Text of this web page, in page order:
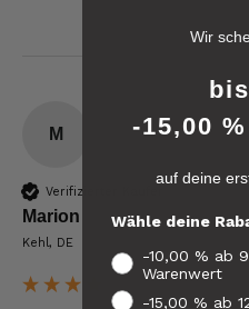
M
Verifizierter Käufer
Marion
Kehl, DE
rating
Verifizierter
Die Produkte
gut, Bestelle sie
Wir
-15,00
auf deine
Wähle deine
-10,00 % ab
Warenwert
-15,00 % ab